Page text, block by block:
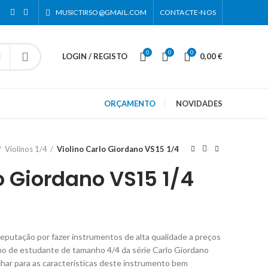
MUSICTIRSO@GMAIL.COM CONTACTE-NOS
LOGIN / REGISTO 0 0 0 0,00€
ORÇAMENTO NOVIDADES
Violinos 1/4 Violino Carlo Giordano VS15 1/4
VS15 1/4
por fazer instrumentos de alta qualidade a preços
de estudante de tamanho 4/4 da série Carlo Giordano
para as características deste instrumento bem